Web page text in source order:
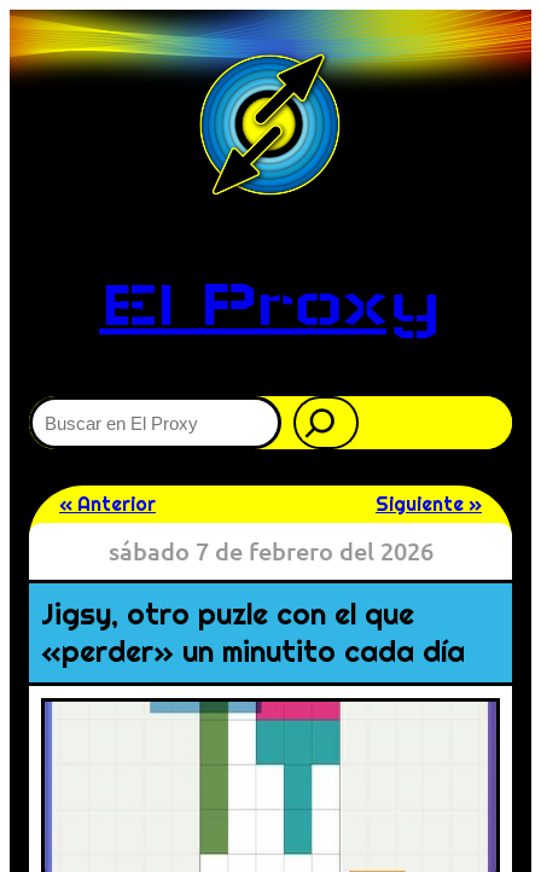
El Proxy
Buscar
« Anterior Siguiente »
sábado 7 de febrero del 2026
Jigsy, otro puzle con el que
«perder» un minutito cada día